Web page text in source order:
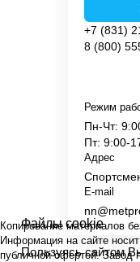
8 (800)
+7 (831)
E-mail
Адрес
Режим
Пн-Чт:
Пт: 9:00-
Копирование материалов
Информация на сайте
публичной офертой. Завод
Файлы cookie
Пользуясь сайтом